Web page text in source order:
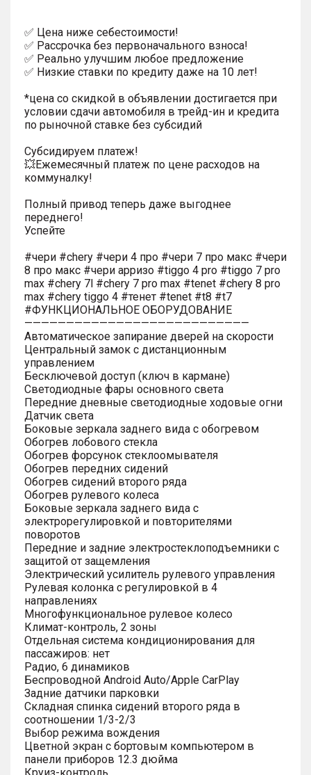
✅ Цена ниже себестоимости!
✅ Рассрочка без первоначального взноса!
✅ Реально улучшим любое предложение
✅ Низкие ставки по кредиту даже на 10 лет!
*цена со скидкой в объявлении достигается при
условии сдачи автомобиля в трейд-ин и кредита
по рыночной ставке без субсидий
Субсидируем платеж!
💥Ежемесячный платеж по цене расходов на
коммуналку!
Полный привод теперь даже выгоднее
переднего!
Успейте
#чери #chery #чери 4 про #чери 7 про макс #чери
8 про макс #чери арризо #tiggo 4 pro #tiggo 7 pro
max #chery 7l #chery 7 pro max #tenet #chery 8 pro
max #chery tiggo 4 #тенет #tenet #t8 #t7
#ФУНКЦИОНАЛЬНОЕ ОБОРУДОВАНИЕ
———————————————————————————
Автоматическое запирание дверей на скорости
Центральный замок с дистанционным
управлением
Бесключевой доступ (ключ в кармане)
Светодиодные фары основного света
Передние дневные светодиодные ходовые огни
Датчик света
Боковые зеркала заднего вида с обогревом
Обогрев лобового стекла
Обогрев форсунок стеклоомывателя
Обогрев передних сидений
Обогрев сидений второго ряда
Обогрев рулевого колеса
Боковые зеркала заднего вида с
электрорегулировкой и повторителями
поворотов
Передние и задние электростеклоподъемники с
защитой от защемления
Электрический усилитель рулевого управления
Рулевая колонка с регулировкой в 4
направлениях
Многофункциональное рулевое колесо
Климат-контроль, 2 зоны
Отдельная система кондиционирования для
пассажиров: нет
Радио, 6 динамиков
Беспроводной Android Auto/Apple CarPlay
Задние датчики парковки
Складная спинка сидений второго ряда в
соотношении 1/3-2/3
Выбор режима вождения
Цветной экран с бортовым компьютером в
панели приборов 12.3 дюйма
Круиз-контроль